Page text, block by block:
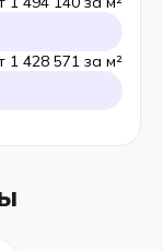
1 428 571 за м²